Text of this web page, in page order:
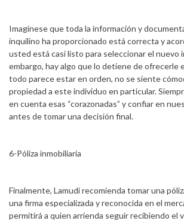
Imagínese que toda la información y
inquilino ha proporcionado está correcta y
usted está casi listo para seleccionar el nuevo
embargo, hay algo que lo detiene de ofrecerle
todo parece estar en orden, no se siente
propiedad a este individuo en particular.
en cuenta esas “corazonadas” y confiar en
antes de tomar una decisión final.
6-Póliza inmobiliaria
Finalmente, Lamudi recomienda tomar una
una firma especializada y reconocida en el
permitirá a quien arrienda seguir recibiendo el